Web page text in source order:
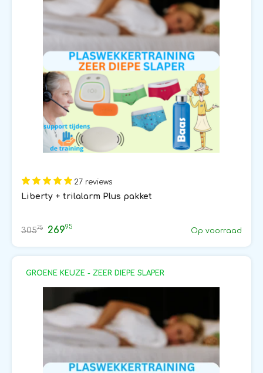
27 reviews
Liberty + trilalarm Plus pakket
30575 26995 Op voorraad
GROENE KEUZE - ZEER DIEPE SLAPER